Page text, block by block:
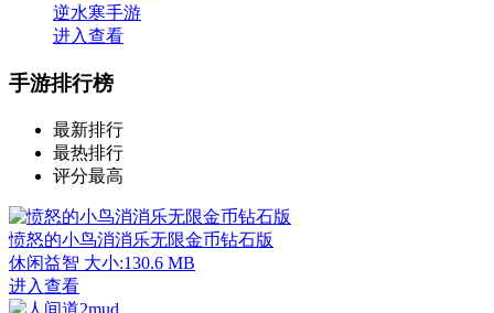
逆水寒手游
进入查看
手游排行榜
最新排行
最热排行
评分最高
愤怒的小鸟消消乐无限金币钻石版
休闲益智 大小:130.6 MB
进入查看